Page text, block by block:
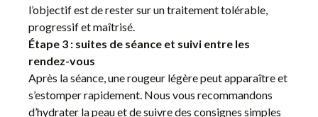
l’objectif est de rester sur un traitement tolérable,
progressif et maîtrisé.
Étape 3 : suites de séance et suivi entre les
rendez-vous
Après la séance, une rougeur légère peut apparaître et
s’estomper rapidement. Nous vous recommandons
d’hydrater la peau et de suivre des consignes simples